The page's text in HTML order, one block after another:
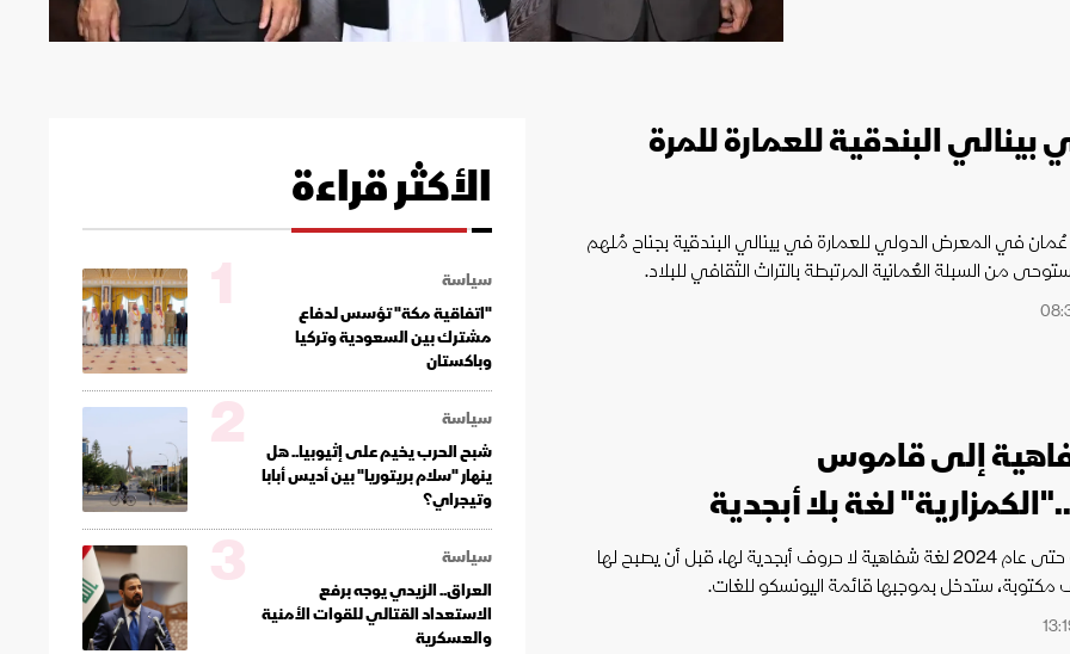
البندقية للعمارة للمرة
في المعرض الدولي للعمارة في بينالي البندقية بجناح مُلهم
من السبلة العُمانية المرتبطة بالتراث الثقافي للبلاد.
إلى قاموس
لغة بلا أبجدية
بقيت الكمزارية حتى عام 2024 لغة شفاهية لا حروف أبجدية لها، قبل أن يصبح لها
ستدخل بموجبها قائمة اليونسكو للغات.
الأكثر قراءة
سياسة
"اتفاقية مكة" تؤسس لدفاع
مشترك بين السعودية وتركيا
وباكستان
1
سياسة
شبح الحرب يخيم على إثيوبيا.. هل
ينهار "سلام بريتوريا" بين أديس أبابا
وتيجراي؟
2
سياسة
العراق.. الزيدي يوجه برفع
الاستعداد القتالي للقوات الأمنية
والعسكرية
3